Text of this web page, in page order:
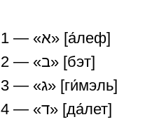
1 — «א» [а́леф]
2 — «ב» [бэт]
3 — «ג» [ги́мэль]
4 — «ד» [да́лет]